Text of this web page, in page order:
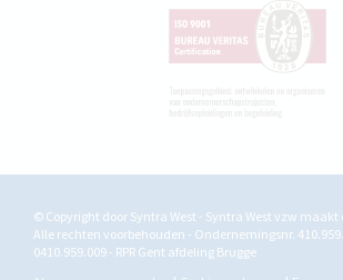
© Copyright door Syntra West - Syntra West vzw maakt
Alle rechten voorbehouden - Ondernemingsnr.
0410.959.009 - RPR Gent afdeling Brugge